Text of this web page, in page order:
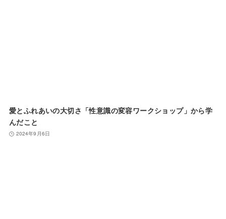
愛とふれあいの大切さ「性意識の変容ワークショップ」から学
んだこと
2024年9月6日